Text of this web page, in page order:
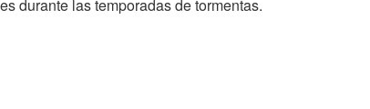
durante las temporadas de tormentas.